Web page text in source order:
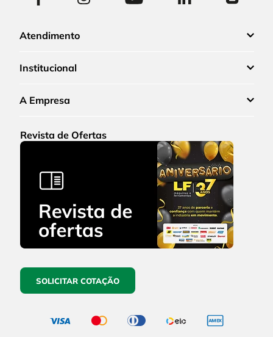
Atendimento
Institucional
A Empresa
Revista de Ofertas
SOLICITAR COTAÇÃO